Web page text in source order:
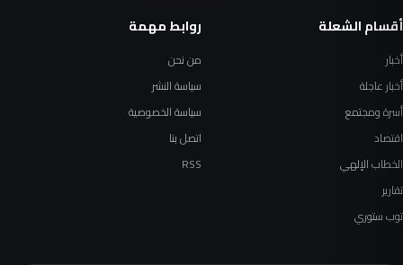
أقسام الشعلة
أخبار
أخبار عاجلة
أسرة ومجتمع
اقتصاد
الخطاب الإلهي
تقارير
توب ستوري
روابط مهمة
من نحن
سياسة النشر
سياسة الخصوصية
اتصل بنا
RSS